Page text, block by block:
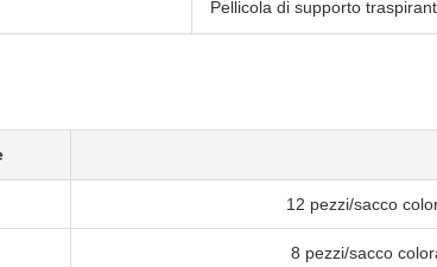
Pellicola di supporto
12 pezzi/sacco
8 pezzi/sacco